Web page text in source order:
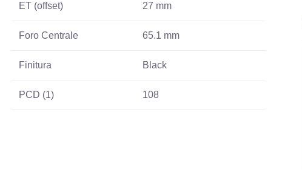
ET (offset) 27 mm
Foro Centrale 65.1 mm
Finitura Black
PCD (1) 108